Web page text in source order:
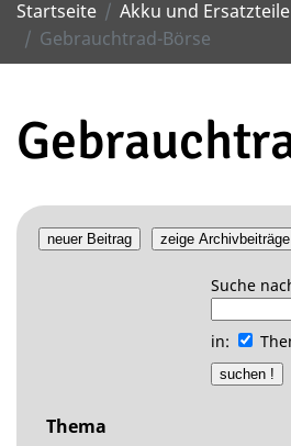
Startseite
Akku und Ersatzteile
Gebrauchtrad-Börse